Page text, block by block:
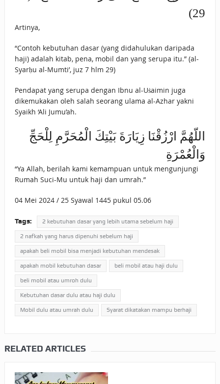
29)
Artinya,
“Contoh kebutuhan dasar (yang didahulukan daripada
haji) adalah kitab, pena, mobil dan yang serupa itu.” (al-
Syarḥu al-Mumti’, juz 7 hlm 29)
Pendapat yang serupa dengan Ibnu al-Uṡaimin juga
dikemukakan oleh salah seorang ulama al-Azhar yakni
Syaikh ‘Ali Jumu’ah.
اللّهُمَّ ارْزُقْنَا زِيَارَةَ بَيْتِكَ الْمُحَرَّمِ لِلْحَجِّ
وَالْعُمْرَةِ
“Ya Allah, berilah kami kemampuan untuk mengunjungi
Rumah Suci-Mu untuk haji dan umrah.”
04 Mei 2024 / 25 Syawal 1445 pukul 05.06
Tags: 2 kebutuhan dasar yang lebih utama sebelum haji
2 nafkah yang harus dipenuhi sebelum haji
apakah beli mobil bisa menjadi kebutuhan mendesak
apakah mobil kebutuhan dasar beli mobil atau haji dulu
beli mobil atau umroh dulu
Kebutuhan dasar dulu atau haji dulu
Mobil dulu atau umrah dulu Syarat dikatakan mampu berhaji
RELATED ARTICLES